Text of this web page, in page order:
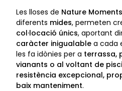
Les lloses de Nature
diferents mides, permeten
col·locació únics, aportant
caràcter inigualable a cada
les fa idònies per a terrassa,
vianants o al voltant de
resistència excepcional,
baix manteniment.